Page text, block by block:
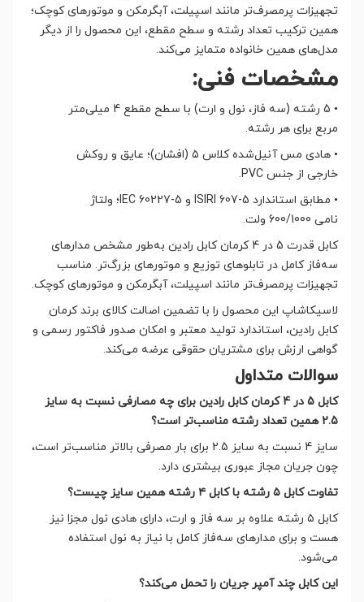
تجهیزات پرمصرف‌تر مانند اسپیلت، آبگرمکن و موتورهای کوچک؛
همین ترکیب تعداد رشته و سطح مقطع، این محصول را از دیگر
مدل‌های همین خانواده متمایز می‌کند.
مشخصات فنی:
•
5 رشته (سه فاز، نول و ارت) با سطح مقطع 4 میلی‌متر
مربع برای هر رشته.
•
هادی مس آنیل‌شده کلاس ۵ (افشان)؛ عایق و روکش
خارجی از جنس PVC.
•
مطابق استاندارد ISIRI 607-5 و IEC 60227-5؛ ولتاژ
نامی 600/1000 ولت.
کابل قدرت 5 در 4 کرمان کابل رادین به‌طور مشخص مدارهای
سه‌فاز کامل در تابلوهای توزیع و موتورهای بزرگ‌تر. مناسب
تجهیزات پرمصرف‌تر مانند اسپیلت، آبگرمکن و موتورهای کوچک.
لاسیکاشاپ این محصول را با تضمین اصالت کالای برند کرمان
کابل رادین، استاندارد تولید معتبر و امکان صدور فاکتور رسمی و
گواهی ارزش برای مشتریان حقوقی عرضه می‌کند.
سوالات متداول
کابل 5 در 4 کرمان کابل رادین برای چه مصارفی نسبت به سایز
2.5 همین تعداد رشته مناسب‌تر است؟
سایز 4 نسبت به سایز 2.5 برای بار مصرفی بالاتر مناسب‌تر است،
چون جریان مجاز عبوری بیشتری دارد.
تفاوت کابل ۵ رشته با کابل ۴ رشته همین سایز چیست؟
کابل ۵ رشته علاوه بر سه فاز و ارت، دارای هادی نول مجزا نیز
هست و برای مدارهای سه‌فاز کامل با نیاز به نول استفاده
می‌شود.
این کابل چند آمپر جریان را تحمل می‌کند؟